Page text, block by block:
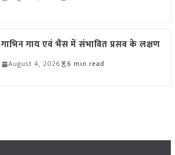
गाभिन गाय एवं भैंस में संभावित प्रसव के लक्षण
August 4, 2026 6 min read